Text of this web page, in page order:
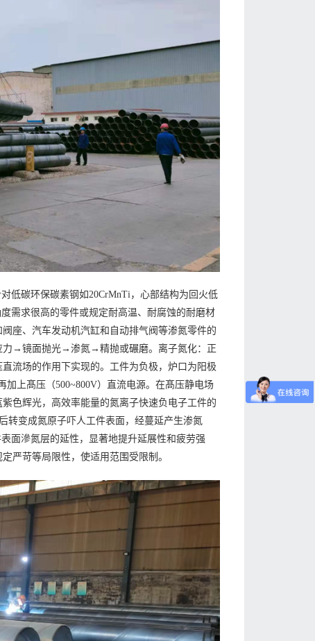
低碳环保碳素钢如20CrMnTi，心部结构为回火低
需求很高的零件或规定耐高温、耐腐蚀的耐磨材
座、汽车发动机汽缸和自动排气阀等渗氮零件的
→镜面抛光→渗氮→精抛或碾磨。离子氮化：正
流场的作用下实现的。工件为负极，炉口为阳极
上髙压（500~800V）直流电源。在髙压静电场
色辉光，高效率能量的氮离子快速负电子工件的
转变成氮原子吓人工件表面，经蔓延产生渗氮
面滲氮层的延性，显著地提升延展性和疲劳强
严苛等局限性，使适用范围受限制。